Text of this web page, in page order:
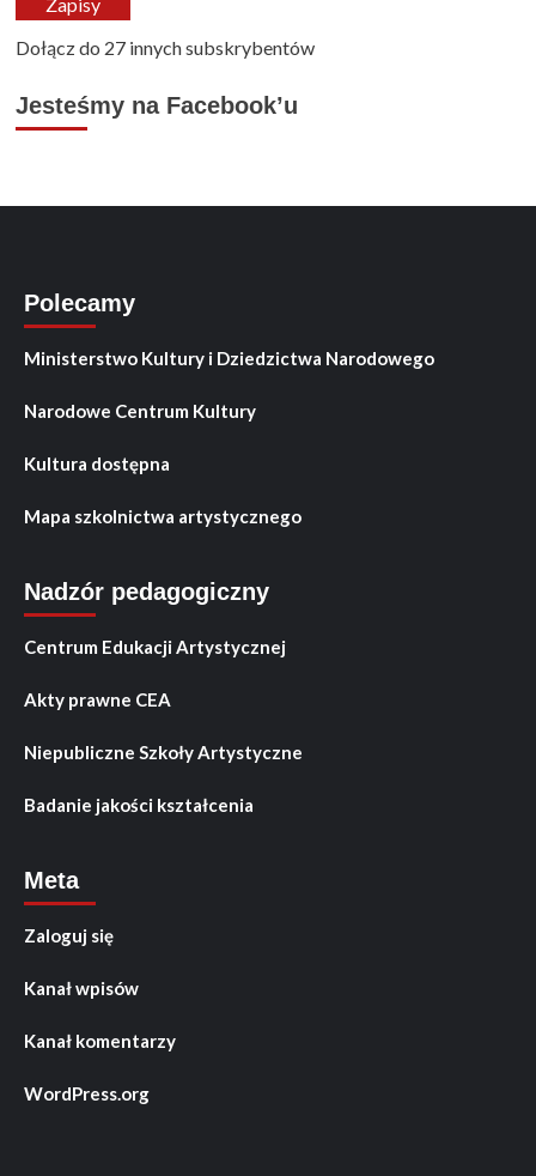
Dołącz do 27 innych subskrybentów
Jesteśmy na Facebook’u
Polecamy
Ministerstwo Kultury i Dziedzictwa Narodowego
Narodowe Centrum Kultury
Kultura dostępna
Mapa szkolnictwa artystycznego
Nadzór pedagogiczny
Centrum Edukacji Artystycznej
Akty prawne CEA
Niepubliczne Szkoły Artystyczne
Badanie jakości kształcenia
Meta
Zaloguj się
Kanał wpisów
Kanał komentarzy
WordPress.org